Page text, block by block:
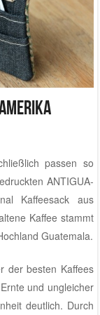
passen so
ANTIGUA-
Kaffeesack aus
Kaffee stammt
Guatemala.
der besten Kaffees
und ungleicher
deutlich. Durch